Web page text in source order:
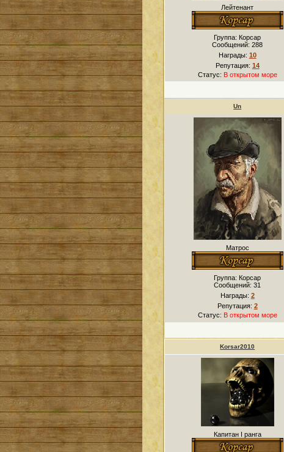
Лейтенант
Группа: Корсар
Сообщений:288
Награды: 10
Репутация: 14
Статус: В открытом море
Un
Матрос
Группа: Корсар
Сообщений:31
Награды: 2
Репутация: 2
Статус: В открытом море
Korsar2010
Капитан I ранга